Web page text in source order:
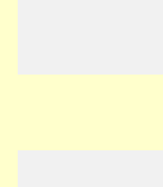
Jura og regler